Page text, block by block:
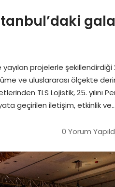
gala
projelerle şekillendirdiği
ve uluslararası ölçekte
TLS Lojistik, 25. yılını
geçirilen iletişim, etkinlik ve…
0 Yorum